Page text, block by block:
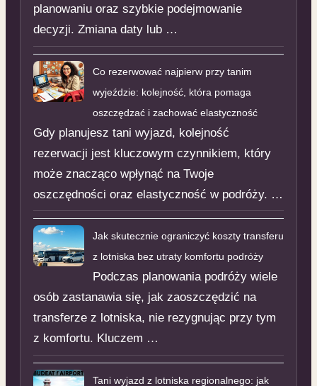
planowaniu oraz szybkie podejmowanie
decyzji. Zmiana daty lub …
Co rezerwować najpierw przy tanim
wyjeździe: kolejność, która pomaga
oszczędzać i zachować elastyczność
Gdy planujesz tani wyjazd, kolejność
rezerwacji jest kluczowym czynnikiem, który
może znacząco wpłynąć na Twoje
oszczędności oraz elastyczność w podróży. …
Jak skutecznie ograniczyć koszty transferu
z lotniska bez utraty komfortu podróży
Podczas planowania podróży wiele
osób zastanawia się, jak zaoszczędzić na
transferze z lotniska, nie rezygnując przy tym
z komfortu. Kluczem …
Tani wyjazd z lotniska regionalnego: jak